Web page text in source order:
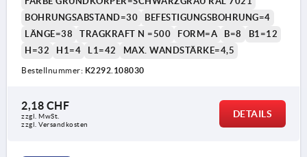
BOHRUNGSABSTAND=30
BEFESTIGUNGSBOHRUNG=4
LÄNGE=38
TRAGKRAFT N =500 FORM=A B=8
B1=12
H=32
H1=4 L1=42 MAX. WANDSTÄRKE=4,5
Bestellnummer: K2292.108030
2,18 CHF
zzgl. MwSt.
zzgl. Versandkosten
DETAILS